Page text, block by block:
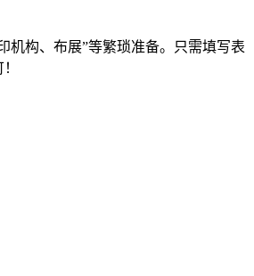
机构、布展”等繁琐准备。只需填写表